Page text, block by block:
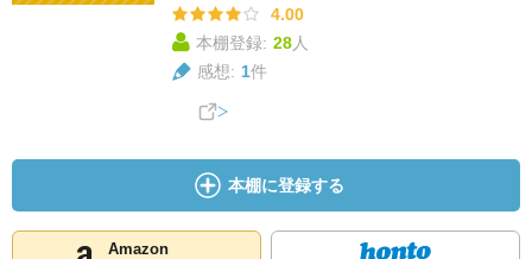
4.00
本棚登録: 28人
感想: 1件
本棚に登録する
Amazon